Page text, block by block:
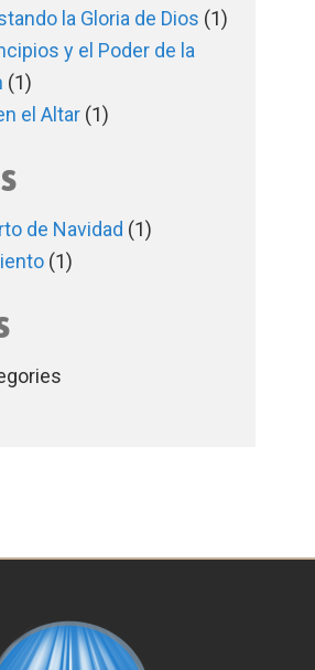
la Gloria de Dios (1)
y el Poder de la
(1)
el Altar (1)
de Navidad (1)
(1)